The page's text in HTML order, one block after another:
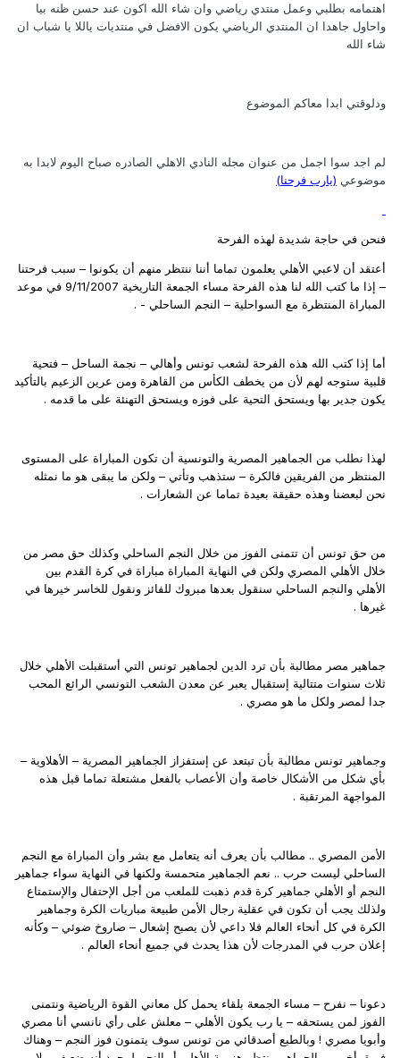
اهتمامه بطلبي وعمل منتدي رياضي وان شاء الله اكون عند حسن ظنه بيا
واحاول جاهدا ان المنتدي الرياضي يكون الافضل في منتديات ياللا يا شباب ان
شاء الله
ودلوقتي ابدا معاكم الموضوع
لم اجد سوا اجمل من عنوان مجله النادي الاهلي الصادره صباح اليوم لابدا به
موضوعي (يارب فرحنا)
فنحن في حاجة شديدة لهذه الفرحة
أعتقد أن لاعبي الأهلي يعلمون تماما أننا ننتظر منهم أن يكونوا – سبب فرحتنا
– إذا ما كتب الله لنا هذه الفرحة مساء الجمعة التاريخية 9/11/2007 في موعد
المباراة المنتظرة مع السواحلية – النجم الساحلي - .
أما إذا كتب الله هذه الفرحة لشعب تونس وأهالي – نجمة الساحل – فتحية
قلبية ستوجه لهم لأن من يخطف الكأس من القاهرة ومن عرين الزعيم بالتأكيد
يكون جدير بها ويستحق التحية على فوزه ويستحق التهنئة على ما قدمه .
لهذا نطلب من الجماهير المصرية والتونسية أن تكون المباراة على المستوى
المنتظر من الفريقين فالكرة – ستذهب وتأتي – ولكن ما يبقى هو ما نمثله
نحن لبعضنا وهذه حقيقة بعيدة تماما عن الشعارات .
من حق تونس أن تتمنى الفوز من خلال النجم الساحلي وكذلك حق مصر من
خلال الأهلي المصري ولكن في النهاية المباراة مباراة في كرة القدم بين
الأهلي والنجم الساحلي سنقول بعدها مبروك للفائز ونقول للخاسر خيرها في
غيرها .
جماهير مصر مطالبة بأن ترد الدين لجماهير تونس التي أستقبلت الأهلي خلال
ثلاث سنوات متتالية إستقبال يعبر عن معدن الشعب التونسي الرائع المحب
جدا لمصر ولكل ما هو مصري .
وجماهير تونس مطالبة بأن تبتعد عن إستفزاز الجماهير المصرية – الأهلاوية –
بأي شكل من الأشكال خاصة وأن الأعصاب بالفعل مشتعلة تماما قبل هذه
المواجهة المرتقبة .
الأمن المصري .. مطالب بأن يعرف أنه يتعامل مع بشر وأن المباراة مع النجم
الساحلي ليست حرب .. نعم الجماهير متحمسة ولكنها في النهاية سواء جماهير
النجم أو الأهلي جماهير كرة قدم ذهبت للملعب من أجل الإحتفال والإستمتاع
ولذلك يجب أن تكون في عقلية رجال الأمن طبيعة مباريات الكرة وجماهير
الكرة في كل أنحاء العالم فلا داعي لأن يصبح إشعال – صاروخ ضوئي – وكأنه
إعلان حرب في المدرجات لأن هذا يحدث في جميع أنحاء العالم .
دعونا – نفرح – مساء الجمعة بلقاء يحمل كل معاني القوة الرياضية ونتمنى
الفوز لمن يستحقه – يا رب يكون الأهلي – معلش على رأي نانسي أنا مصري
وأبويا مصري ! وبالطبع أصدقائي من تونس سوف يتمنون فوز النجم – وهناك